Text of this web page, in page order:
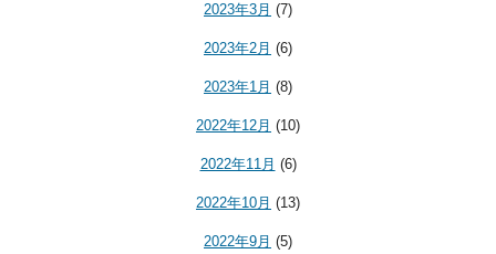
2023年3月 (7)
2023年2月 (6)
2023年1月 (8)
2022年12月 (10)
2022年11月 (6)
2022年10月 (13)
2022年9月 (5)